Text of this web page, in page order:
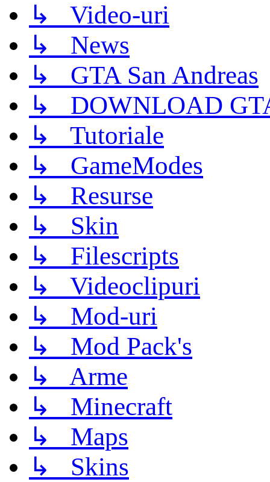
↳ Video-uri
↳ News
↳ GTA San Andreas
↳ DOWNLOAD
↳ Tutoriale
↳ GameModes
↳ Resurse
↳ Skin
↳ Filescripts
↳ Videoclipuri
↳ Mod-uri
↳ Mod Pack's
↳ Arme
↳ Minecraft
↳ Maps
↳ Skins